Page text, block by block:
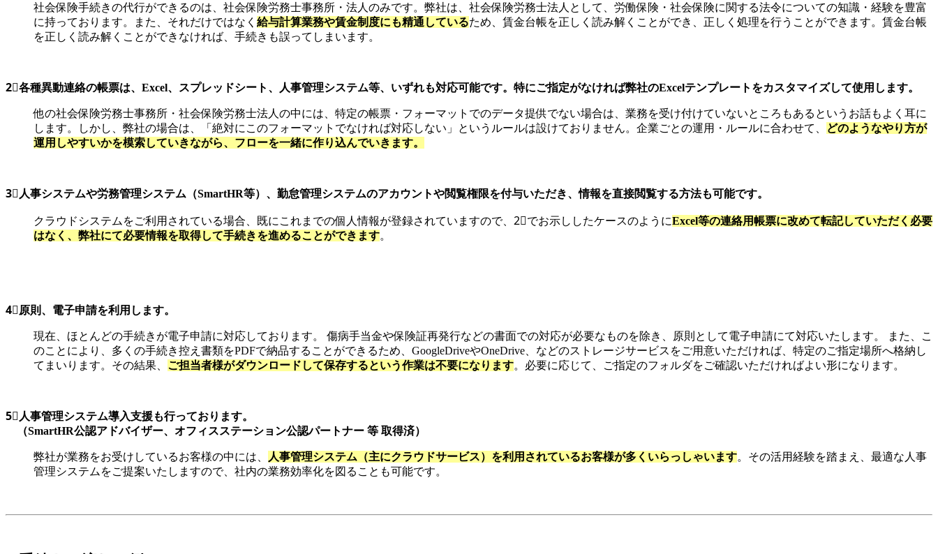
社会保険手続きの代行ができるのは、社会保険労務士事務所・法人のみです。 弊社は、社会保険労務士法人として、労働保険・社会保険に関する法令についての知識・経験を豊富
に持っております。また、それだけではなく 給与計算業務や賃金制度にも精通しているため、賃金台帳を正しく読み解くことができ、正しく処理を行うことができます。賃金台帳
を正しく読み解くことができなければ、手続きも誤ってしまいます。
2⃣各種異動連絡の帳票は、Excel、スプレッドシート、人事管理システム等、いずれも対応可能です。特にご指定がなければ弊社のExcelテンプレートをカスタマイズして使用します。
他の社会保険労務士事務所・社会保険労務士法人の中には、特定の帳票・フォーマットでのデータ提供でない場合は、業務を受け付けていないところもあるというお話もよく耳に
します。しかし、弊社の場合は、「絶対にこのフォーマットでなければ対応しない」というルールは設けておりません。企業ごとの運用・ルールに合わせて、
どのようなやり方が
運用しやすいかを模索していきながら、フローを一緒に作り込んでいきます。
3⃣人事システムや労務管理システム（SmartHR等）、勤怠管理システムのアカウントや閲覧権限を付与いただき、情報を直接閲覧する方法も可能です。
クラウドシステムをご利用されている場合、既にこれまでの個人情報が登録されていますので、2⃣でお示ししたケースのようにExcel等の連絡用帳票に改めて転記していただく必要
はなく、弊社にて必要情報を取得して手続きを進めることができます。
4⃣原則、電子申請を利用します。
現在、ほとんどの手続きが電子申請に対応しております。 傷病手当金や保険証再発行などの書面での対応が必要なものを除き、原則として電子申請にて対応いたします。 また、こ
のことにより、多くの手続き控え書類をPDFで納品することができるため、GoogleDriveやOneDrive、などのストレージサービスをご用意いただければ、特定のご指定場所へ格納し
てまいります。その結果、 ご担当者様がダウンロードして保存するという作業は不要になります。必要に応じて、ご指定のフォルダをご確認いただければよい形になります。
5⃣人事管理システム導入支援も行っております。
（SmartHR公認アドバイザー、オフィスステーション公認パートナー 等 取得済）
弊社が業務をお受けしているお客様の中には、 人事管理システム（主にクラウドサービス）を利用されているお客様が多くいらっしゃいます。 その活用経験を踏まえ、最適な人事
管理システムをご提案いたしますので、社内の業務効率化を図ることも可能です。